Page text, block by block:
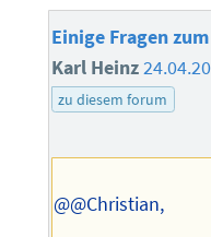
Einige Fragen
Karl Heinz
zu diesem forum
@@Christian,